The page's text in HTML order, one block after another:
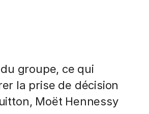
groupe, ce qui
la prise de décision
Moët Hennessy